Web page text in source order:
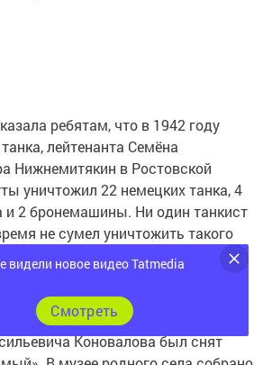
ребятам, что в 1942 году
лейтенанта Семёна
Нижнемитякин в Ростовской
уничтожил 22 немецких танка, 4
и 2 бронемашины. Ни один танкист
не сумел уничтожить такого
В бою танк Коновалова сгорел, а из
три бойца. Семён Коновалов
в боях за Сталинград, в битве
году о самом известном
Коновалова был снят
видели новое видео Tatmedia
Cмотреть